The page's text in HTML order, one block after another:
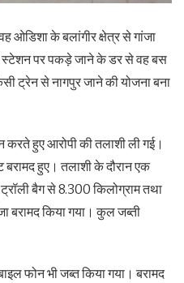
ओडिशा के बलांगीर क्षेत्र से गांजा
स्टेशन पर पकड़े जाने के डर से वह बस
ट्रेन से नागपुर जाने की योजना बना
करते हुए आरोपी की तलाशी ली गई।
हुए। तलाशी के दौरान एक
बैग से 8.300 किलोग्राम तथा
बरामद किया गया। कुल जब्ती
फोन भी जब्त किया गया। बरामद